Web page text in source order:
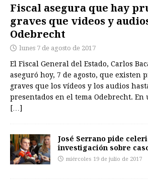
Fiscal asegura que hay
graves que videos y
Odebrecht
lunes 7 de agosto de 2017
El Fiscal General del Estado, Carlos
aseguró hoy, 7 de agosto, que existen
graves que los vídeos y los audios
presentados en el tema Odebrecht.
[…]
José Serrano pide
investigación sobre
miércoles 19 de julio de 2017